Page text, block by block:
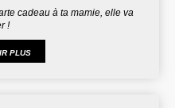
cadeau à ta mamie, elle va
!
PLUS